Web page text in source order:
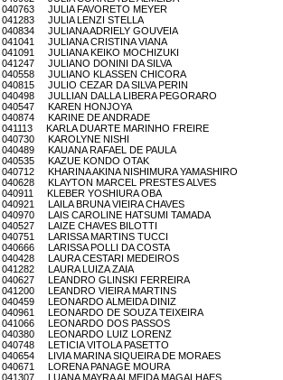
040763 JULIA FAVORETO MEYER
041283 JULIA LENZI STELLA
040834 JULIANA ADRIELY GOUVEIA
041041 JULIANA CRISTINA VIANA
041091 JULIANA KEIKO MOCHIZUKI
041247 JULIANO DONINI DA SILVA
040558 JULIANO KLASSEN CHICORA
040815 JULIO CEZAR DA SILVA PERIN
040498 JULLIAN DALLA LIBERA PEGORARO
040547 KAREN HONJOYA
040874 KARINE DE ANDRADE
041113 KARLA DUARTE MARINHO FREIRE
040730 KAROLYNE NISHI
040489 KAUANA RAFAEL DE PAULA
040535 KAZUE KONDO OTAK
040712 KHARINA AKINA NISHIMURA YAMASHIRO
040628 KLAYTON MARCEL PRESTES ALVES
040911 KLEBER YOSHIURA OBA
040921 LAILA BRUNA VIEIRA CHAVES
040970 LAIS CAROLINE HATSUMI TAMADA
040527 LAIZE CHAVES BILOTTI
040751 LARISSA MARTINS TUCCI
040666 LARISSA POLLI DA COSTA
040428 LAURA CESTARI MEDEIROS
041282 LAURA LUIZA ZAIA
040627 LEANDRO GLINSKI FERREIRA
041200 LEANDRO VIEIRA MARTINS
040459 LEONARDO ALMEIDA DINIZ
040961 LEONARDO DE SOUZA TEIXEIRA
041066 LEONARDO DOS PASSOS
040380 LEONARDO LUIZ LORENZ
040748 LETICIA VITOLA PASETTO
040654 LIVIA MARINA SIQUEIRA DE MORAES
040671 LORENA PANAGE MOURA
041307 LUANA MAYRA ALMEIDA MAGALHAES